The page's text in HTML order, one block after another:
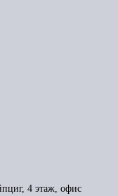
4 этаж, офис